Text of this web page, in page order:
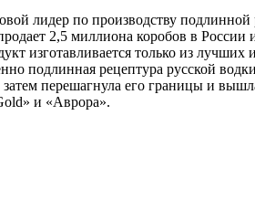
лидер по производству
2,5 миллиона коробов в
изготавливается только из
подлинная рецептура русской
перешагнула его границы и
и «Аврора».